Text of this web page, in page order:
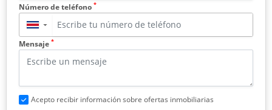
Número de teléfono *
▼
Mensaje *
Acepto recibir información sobre ofertas inmobiliarias